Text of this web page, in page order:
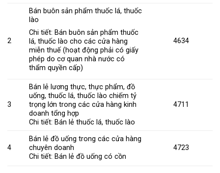
2
Bán buôn sản phẩm thuốc lá, thuốc
lào
Chi tiết: Bán buôn sản phẩm thuốc
lá, thuốc lào cho các cửa hàng
miễn thuế (hoạt động phải có giấy
phép do cơ quan nhà nước có
thẩm quyền cấp)
4634
3
Bán lẻ lương thực, thực phẩm, đồ
uống, thuốc lá, thuốc lào chiếm tỷ
trọng lớn trong các cửa hàng kinh
doanh tổng hợp
Chi tiết: Bán lẻ thuốc lá, thuốc lào
4711
4
Bán lẻ đồ uống trong các cửa hàng
chuyên doanh
Chi tiết: Bán lẻ đồ uống có cồn
4723